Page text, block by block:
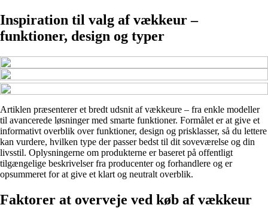
Inspiration til valg af vækkeur –
funktioner, design og typer
Artiklen præsenterer et bredt udsnit af vækkeure – fra enkle modeller
til avancerede løsninger med smarte funktioner. Formålet er at give et
informativt overblik over funktioner, design og prisklasser, så du lettere
kan vurdere, hvilken type der passer bedst til dit soveværelse og din
livsstil. Oplysningerne om produkterne er baseret på offentligt
tilgængelige beskrivelser fra producenter og forhandlere og er
opsummeret for at give et klart og neutralt overblik.
Faktorer at overveje ved køb af vækkeur